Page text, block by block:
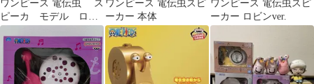
ワンピース 電伝虫 ス
ピーカ モデル ロビ
ン
ワンピース 電伝虫スピ
ーカー 本体
ワンピース 電伝虫スピ
ーカー ロビンver.